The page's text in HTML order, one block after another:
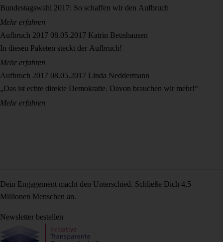
Bundestagswahl 2017: So schaffen wir den Aufbruch
Mehr erfahren
Aufbruch 2017 08.05.2017 Katrin Beushausen
In diesen Paketen steckt der Aufbruch!
Mehr erfahren
Aufbruch 2017 08.05.2017 Linda Neddermann
„Das ist echte direkte Demokratie. Davon brauchen wir mehr!“
Mehr erfahren
Dein Engagement macht den Unterschied. Schließe Dich 4,5
Millionen Menschen an.
Newsletter bestellen